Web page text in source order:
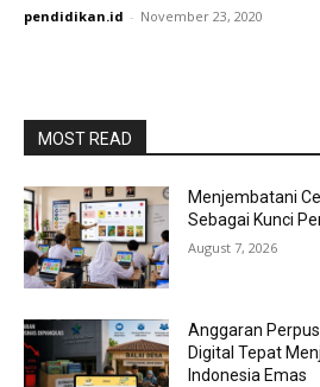
pendidikan.id - November 23, 2020
MOST READ
Menjembatani
Sebagai Kunci
August 7, 2026
Anggaran
Digital Tepat
Indonesia Emas